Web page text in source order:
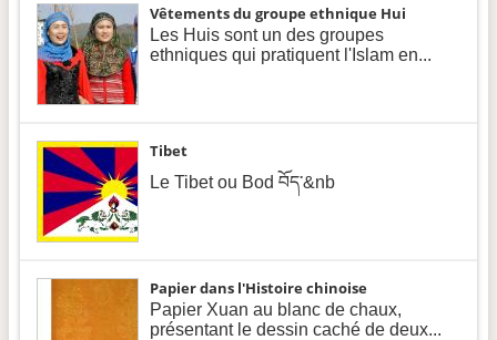
Vêtements du groupe ethnique Hui
Les Huis sont un des groupes
ethniques qui pratiquent l'Islam en...
Tibet
Le Tibet ou Bod བོད་&nb
Papier dans l'Histoire chinoise
Papier Xuan au blanc de chaux,
présentant le dessin caché de deux...